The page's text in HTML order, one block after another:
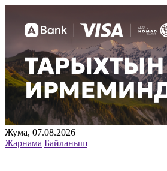
Жума, 07.08.2026
Жарнама Байланыш